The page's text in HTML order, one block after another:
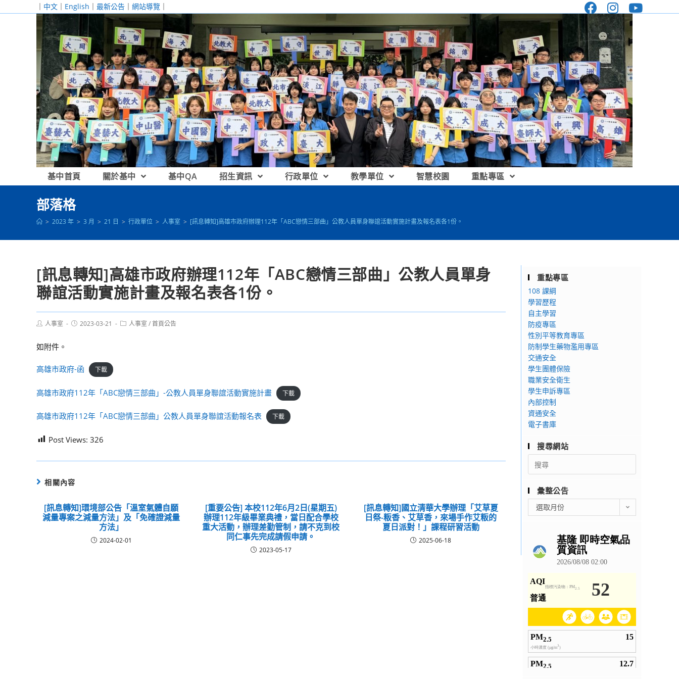
｜ 中文 ｜ English ｜ 最新公告 ｜ 網站導覽 ｜
基中首頁 關於基中 基中QA 招生資訊 行政單位 教學單位 智慧校園 重點專區
部落格
> 2023 年 > 3 月 > 21 日 > 行政單位 > 人事室 > [訊息轉知]高雄市政府辦理112年「ABC戀情三部曲」公教人員單身聯誼活動實施計畫及報名表各1份。
[訊息轉知]高雄市政府辦理112年「ABC戀情三部曲」公教人員單身
聯誼活動實施計畫及報名表各1份。
Post人事室
Post2023-03-21
Post人事室 /首頁公告
如附件。
高雄市政府-函 下載
高雄市政府112年「ABC戀情三部曲」-公教人員單身聯誼活動實施計畫 下載
高雄市政府112年「ABC戀情三部曲」公教人員單身聯誼活動報名表 下載
Post Views: 326
相關內容
[訊息轉知]環境部公告「溫室氣體自願
減量專案之減量方法」及「免確證減量
方法」
2024-02-01
[重要公告] 本校112年6月2日(星期五)
辦理112年級畢業典禮，當日配合學校
重大活動，辦理差勤管制，請不克到校
同仁事先完成請假申請。
2023-05-17
[訊息轉知]國立清華大學辦理「艾草夏
日祭-粄香、艾草香，來場手作艾粄的
夏日派對！」課程研習活動
2025-06-18
重點專區
108 課綱
學習歷程
自主學習
防疫專區
性別平等教育專區
防制學生藥物濫用專區
交通安全
學生團體保險
職業安全衛生
學生申訴專區
內部控制
資通安全
電子書庫
搜尋網站
Search
for:
彙整公告
整
選取月份